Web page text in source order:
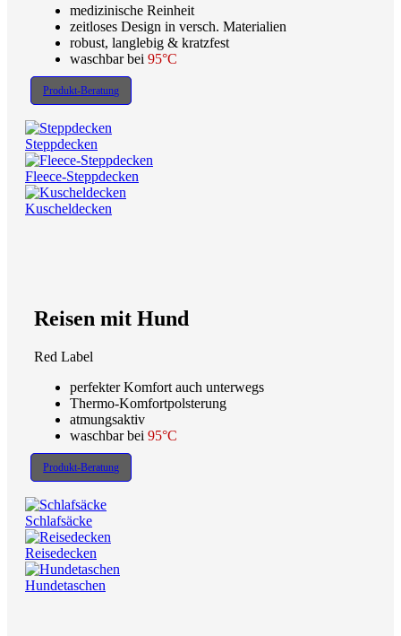
medizinische Reinheit
zeitloses Design in versch. Materialien
robust, langlebig & kratzfest
waschbar bei 95°C
Produkt-Beratung
Steppdecken
Fleece-Steppdecken
Kuscheldecken
Reisen mit Hund
Red Label
perfekter Komfort auch unterwegs
Thermo-Komfortpolsterung
atmungsaktiv
waschbar bei 95°C
Produkt-Beratung
Schlafsäcke
Reisedecken
Hundetaschen